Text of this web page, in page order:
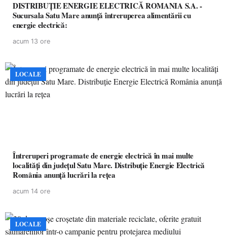
DISTRIBUȚIE ENERGIE ELECTRICĂ ROMANIA S.A. -
Sucursala Satu Mare anunţă întreruperea alimentării cu
energie electrică:
acum 13 ore
LOCALE
Întreruperi programate de energie electrică în mai multe
localități din județul Satu Mare. Distribuție Energie Electrică
România anunță lucrări la rețea
acum 14 ore
LOCALE